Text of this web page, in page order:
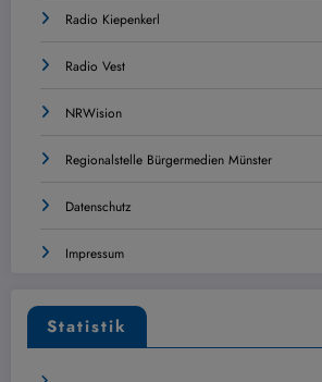
Radio Kiepenkerl
Radio Vest
NRWision
Regionalstelle Bürgermedien Münster
Datenschutz
Impressum
Statistik